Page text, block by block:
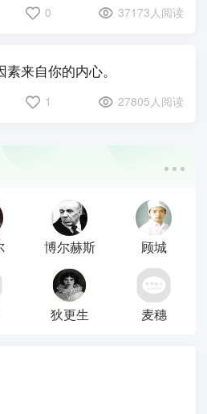
0 37173人阅读
来自你的内心。
1 27805人阅读
博尔赫斯 顾城
狄更生 麦穗